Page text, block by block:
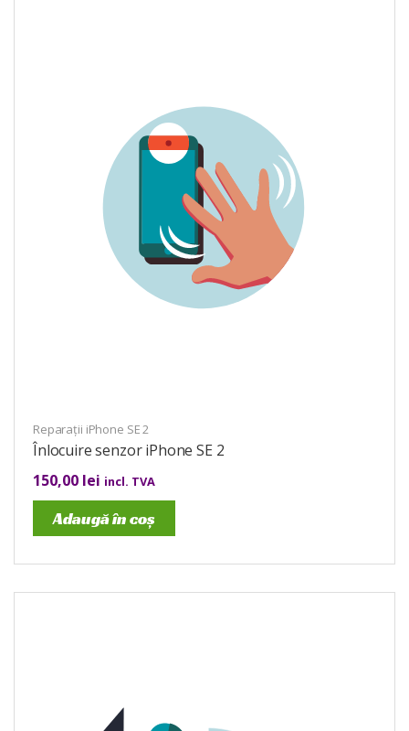
Reparații iPhone SE 2
Înlocuire senzor iPhone SE 2
150,00 lei incl. TVA
Adaugă în coș